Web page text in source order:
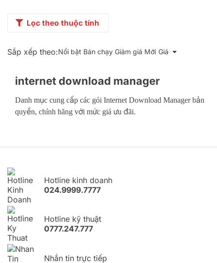
Lọc theo thuộc tính
Sắp xếp theo:Nổi bật Bán chạy Giảm giá Mới Giá
internet download manager
Danh mục cung cấp các gói Internet Download Manager bản
quyền, chính hãng với mức giá ưu đãi.
Hotline kinh doanh
024.9999.7777
Hotline kỹ thuật
0777.247.777
Nhắn tin trực tiếp